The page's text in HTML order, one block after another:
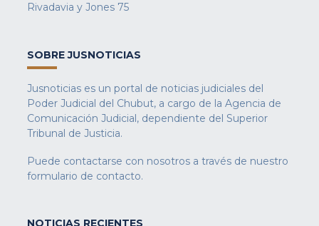
Rivadavia y Jones 75
SOBRE JUSNOTICIAS
Jusnoticias es un portal de noticias judiciales del
Poder Judicial del Chubut, a cargo de la Agencia de
Comunicación Judicial, dependiente del Superior
Tribunal de Justicia.
Puede contactarse con nosotros a través de nuestro
formulario de contacto.
NOTICIAS RECIENTES